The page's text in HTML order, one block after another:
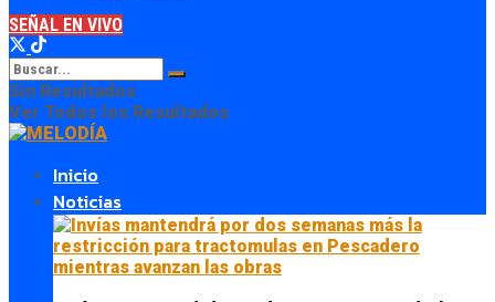
SEÑAL EN VIVO
Sin Resultados
Ver Todos los Resultados
Inicio
Noticias